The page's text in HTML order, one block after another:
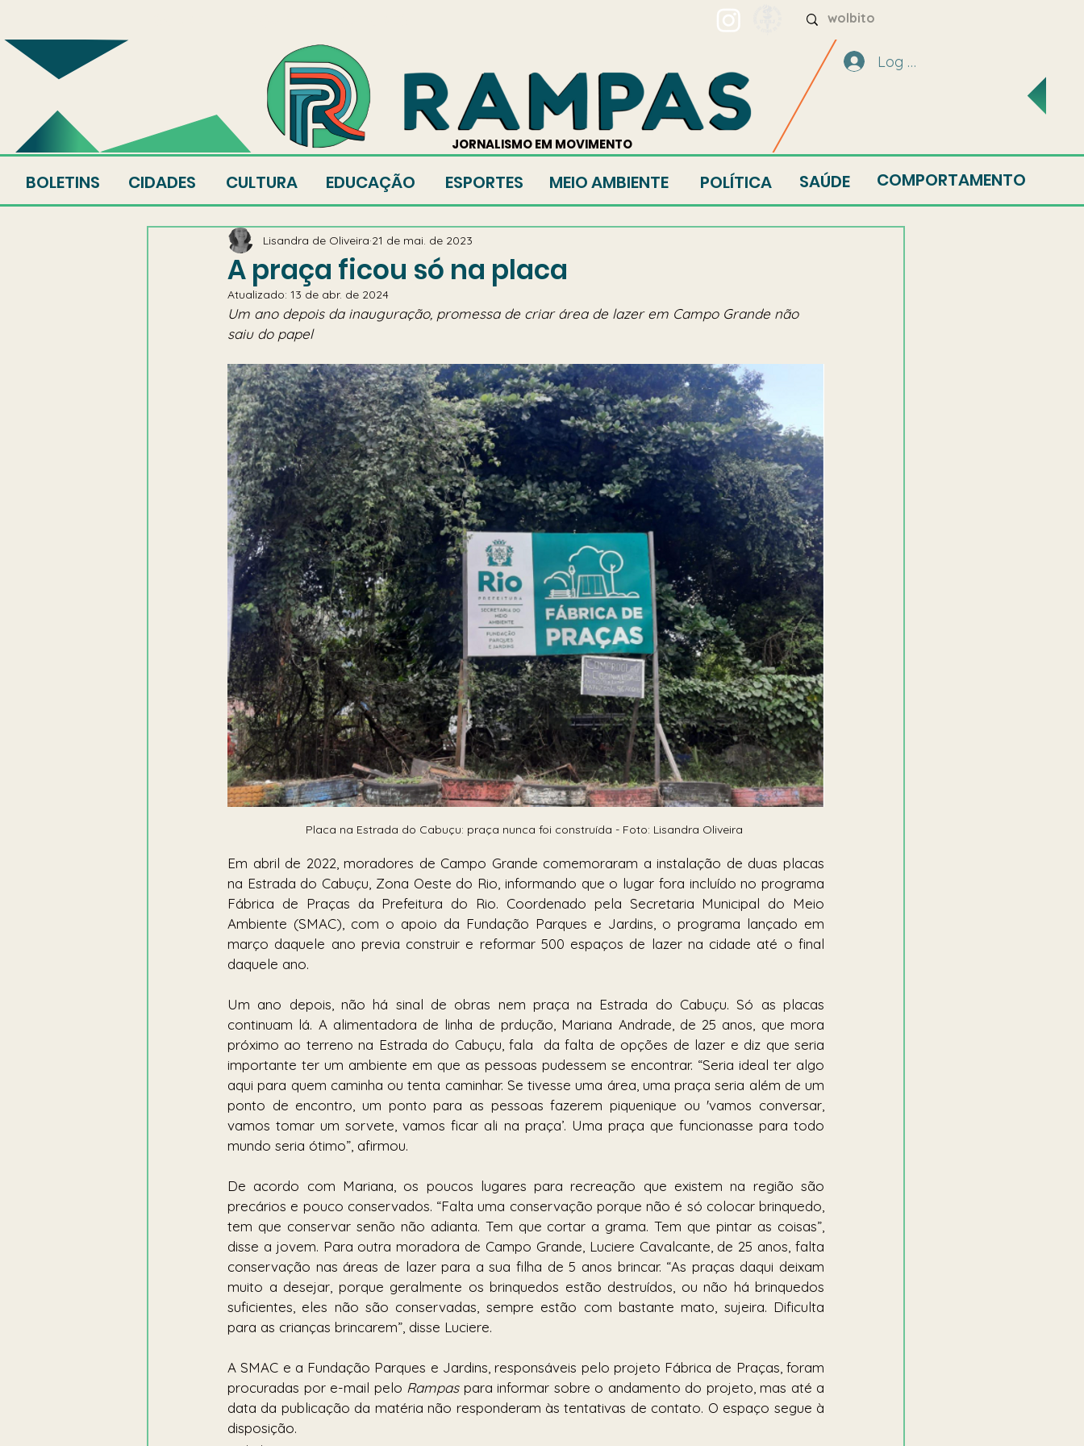
JORNALISMO EM MOVIMENTO
Log In
CIDADES CULTURA
BOLETINS ESPORTES MEIO AMBIENTE
EDUCAÇÃO POLÍTICA SAÚDE COMPORTAMENTO
A praça ficou só na placa
Lisandra de Oliveira 21 de mai. de 2023
Atualizado: 13 de abr. de 2024
Um ano depois da inauguração, promessa de criar área de lazer em Campo Grande não
saiu do papel
Placa na Estrada do Cabuçu: praça nunca foi construída - Foto: Lisandra Oliveira
Em abril de 2022, moradores de Campo Grande comemoraram a instalação de duas placas
na Estrada do Cabuçu, Zona Oeste do Rio, informando que o lugar fora incluído no programa
Fábrica de Praças da Prefeitura do Rio. Coordenado pela Secretaria Municipal do Meio
Ambiente (SMAC), com o apoio da Fundação Parques e Jardins, o programa lançado em
março daquele ano previa construir e reformar 500 espaços de lazer na cidade até o final
daquele ano.
Um ano depois, não há sinal de obras nem praça na Estrada do Cabuçu. Só as placas
continuam lá. A alimentadora de linha de prdução, Mariana Andrade, de 25 anos, que mora
próximo ao terreno na Estrada do Cabuçu, fala  da falta de opções de lazer e diz que seria
importante ter um ambiente em que as pessoas pudessem se encontrar. “Seria ideal ter algo
aqui para quem caminha ou tenta caminhar. Se tivesse uma área, uma praça seria além de um
ponto de encontro, um ponto para as pessoas fazerem piquenique ou 'vamos conversar,
vamos tomar um sorvete, vamos ficar ali na praça’. Uma praça que funcionasse para todo
mundo seria ótimo”, afirmou.
De acordo com Mariana, os poucos lugares para recreação que existem na região são
precários e pouco conservados. “Falta uma conservação porque não é só colocar brinquedo,
tem que conservar senão não adianta. Tem que cortar a grama. Tem que pintar as coisas”,
disse a jovem. Para outra moradora de Campo Grande, Luciere Cavalcante, de 25 anos, falta
conservação nas áreas de lazer para a sua filha de 5 anos brincar. “As praças daqui deixam
muito a desejar, porque geralmente os brinquedos estão destruídos, ou não há brinquedos
suficientes, eles não são conservadas, sempre estão com bastante mato, sujeira. Dificulta
para as crianças brincarem”, disse Luciere.
A SMAC e a Fundação Parques e Jardins, responsáveis pelo projeto Fábrica de Praças, foram
procuradas por e-mail pelo Rampas para informar sobre o andamento do projeto, mas até a
data da publicação da matéria não responderam às tentativas de contato. O espaço segue à
disposição.